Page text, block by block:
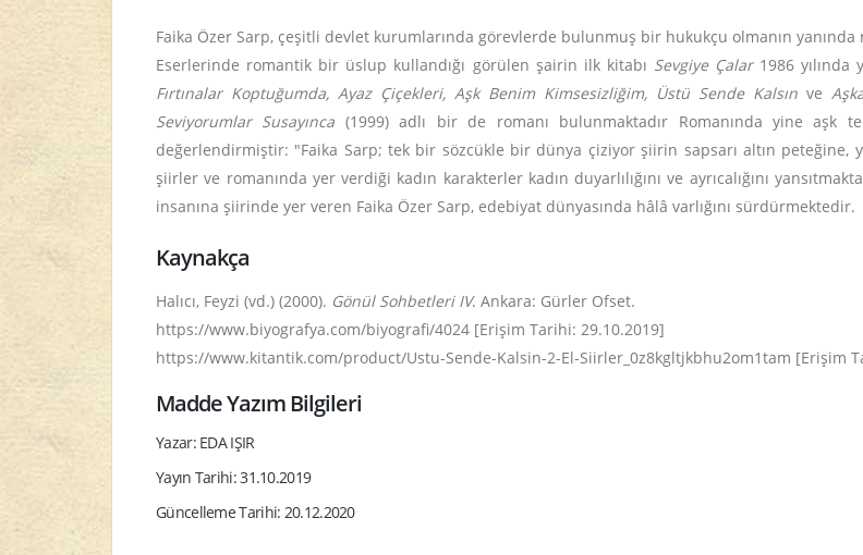
Faika Özer Sarp, çeşitli devlet kurumlarında görevlerde bulunmuş bir hukukçu olmanın yanında
Eserlerinde romantik bir üslup kullandığı görülen şairin ilk kitabı Sevgiye Çalar1986 yılında
Fırtınalar Koptuğumda, Ayaz Çiçekleri, Aşk Benim Kimsesizliğim, Üstü Sende Kalsın ve
Seviyorumlar Susayınca (1999) adlı bir de romanı bulunmaktadır Romanında yine aşk
değerlendirmiştir: "Faika Sarp; tek bir sözcükle bir dünya çiziyor şiirin sapsarı altın peteğine,
şiirler ve romanında yer verdiği kadın karakterler kadın duyarlılığını ve ayrıcalığını
insanına şiirinde yer veren Faika Özer Sarp, edebiyat dünyasında hâlâ varlığını sürdürmektedir.
Kaynakça
Halıcı, Feyzi (vd.) (2000). Gönül Sohbetleri IV. Ankara: Gürler Ofset.
https://www.biyografya.com/biyografi/4024 [Erişim Tarihi: 29.10.2019]
https://www.kitantik.com/product/Ustu-Sende-Kalsin-2-El-Siirler_0z8kgltjkbhu2om1tam [Erişim
Madde Yazım Bilgileri
Yazar: EDA IŞIR
Yayın Tarihi: 31.10.2019
Güncelleme Tarihi: 20.12.2020